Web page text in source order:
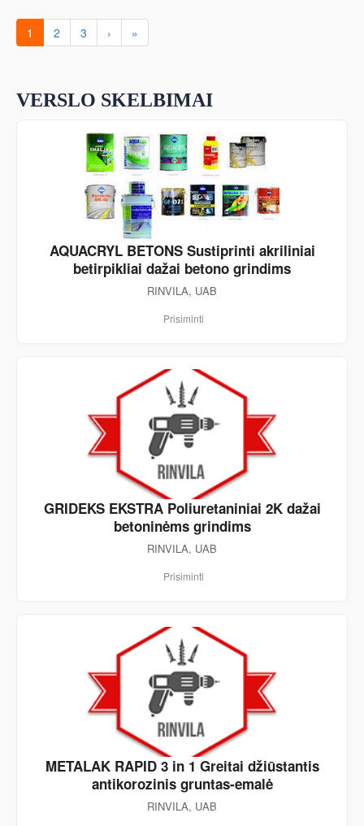
1 2 3 › »
VERSLO SKELBIMAI
AQUACRYL BETONS Sustiprinti akriliniai
betirpikliai dažai betono grindims
RINVILA, UAB
Prisiminti
GRIDEKS EKSTRA Poliuretaniniai 2K dažai
betoninėms grindims
RINVILA, UAB
Prisiminti
METALAK RAPID 3 in 1 Greitai džiūstantis
antikorozinis gruntas-emalė
RINVILA, UAB